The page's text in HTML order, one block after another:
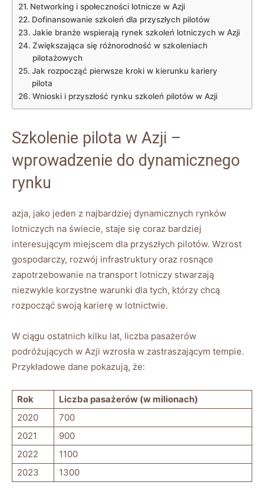
Networking i ⁢społeczności⁤ lotnicze ⁢w ‌Azji
Dofinansowanie szkoleń dla przyszłych pilotów
Jakie branże wspierają rynek szkoleń⁣ lotniczych ⁢w Azji
Zwiększająca się różnorodność w szkoleniach
pilotażowych
Jak rozpocząć pierwsze ⁢kroki w kierunku ‌kariery
pilota
Wnioski i ‍przyszłość rynku⁣ szkoleń pilotów w Azji
Szkolenie pilota w Azji –⁤
wprowadzenie do dynamicznego
rynku
azja, jako jeden z najbardziej dynamicznych rynków
lotniczych‍ na świecie, staje się coraz bardziej​
interesującym ​miejscem dla przyszłych pilotów. Wzrost
gospodarczy, rozwój infrastruktury oraz ⁢rosnące‌
zapotrzebowanie na⁢ transport lotniczy stwarzają
niezwykle ​korzystne warunki dla tych,⁢ którzy chcą
rozpocząć swoją karierę w lotnictwie. ​
W ciągu ostatnich kilku lat, liczba ‌pasażerów
podróżujących​ w Azji wzrosła w zastraszającym ‍tempie.
Przykładowe dane pokazują, że:
Rok
Liczba pasażerów (w milionach)
2020
700
2021
900
2022
1100
2023
1300